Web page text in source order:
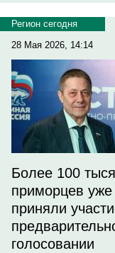
Регион сегодня
28 Мая 2026, 14:14
Более 100
приморцев уже
приняли
голосовании